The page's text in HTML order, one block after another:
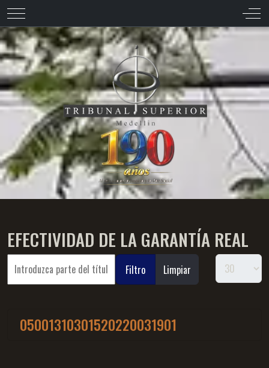
Mobile Menu Toggle Off-
EFECTIVIDAD DE LA GARANTÍA REAL
Filtro Limpiar
05001310301520220031901